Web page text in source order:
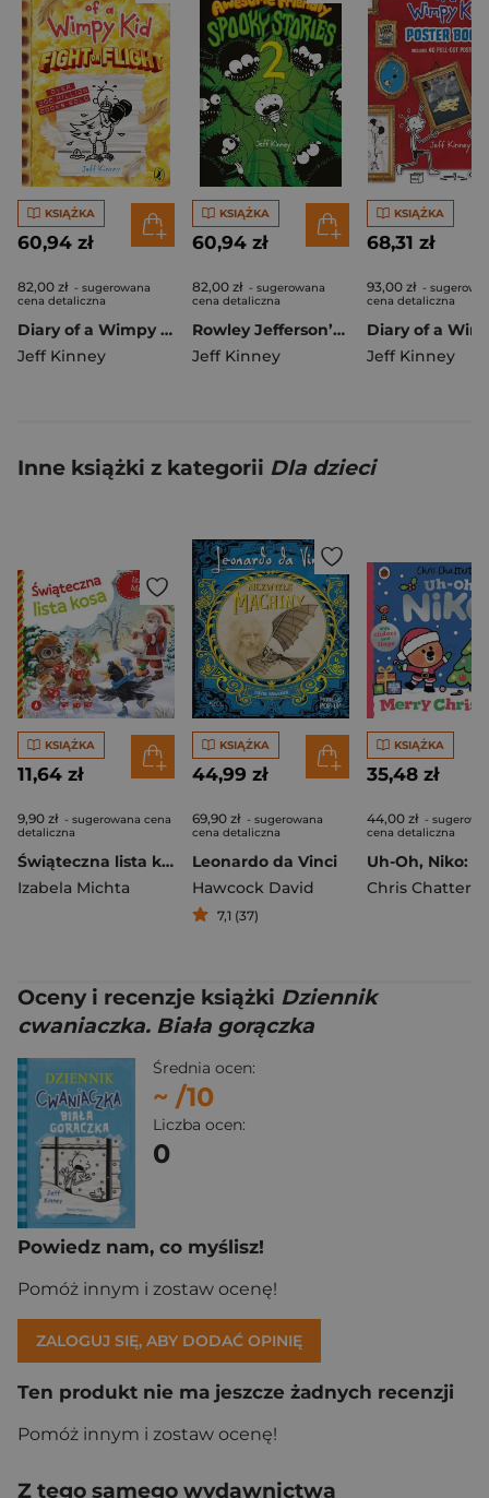
KSIĄŻKA
60,94 zł
82,00 zł - sugerowana
cena detaliczna
Diary of a Wimpy Kid. Fight or Flight. Book 21
Jeff Kinney
KSIĄŻKA
60,94 zł
82,00 zł - sugerowana
cena detaliczna
Rowley Jefferson’s Awesome Friendly Spooky 2
Jeff Kinney
KSIĄŻKA
68,31 zł
93,00 zł -
cena detaliczna
Jeff Kinney
Inne książki z kategorii Dla dzieci
KSIĄŻKA
11,64 zł
9,90 zł - sugerowana cena
detaliczna
Świąteczna lista kosa
Izabela Michta
KSIĄŻKA
44,99 zł
69,90 zł - sugerowana
cena detaliczna
Leonardo da Vinci
Hawcock David
7,1 (37)
KSIĄŻKA
35,48 zł
44,00 zł -
cena detaliczna
Chris
Oceny i recenzje książki Dziennik
cwaniaczka. Biała gorączka
Średnia ocen:
~ /10
Liczba ocen:
0
Powiedz nam, co myślisz!
Pomóż innym i zostaw ocenę!
ZALOGUJ SIĘ, ABY DODAĆ OPINIĘ
Ten produkt nie ma jeszcze żadnych recenzji
Pomóż innym i zostaw ocenę!
Z tego samego wydawnictwa